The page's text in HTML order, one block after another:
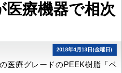
医療機器で相次
2018年4月13日(金曜日)
医療グレードのPEEK樹脂「ベ